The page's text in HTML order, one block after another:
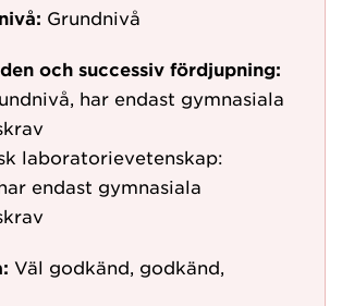
Grundnivå
och successiv fördjupning:
har endast gymnasiala
laboratorievetenskap:
endast gymnasiala
Väl godkänd, godkänd,